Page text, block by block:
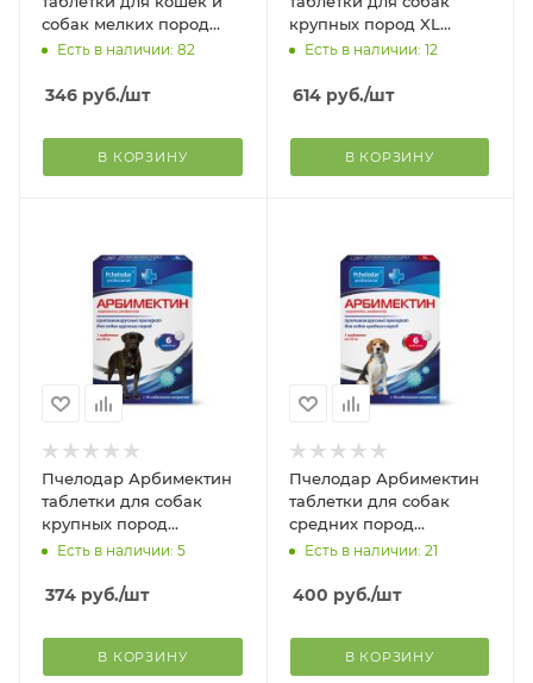
собак мелких пород
упаковка, 6 таб
Есть в наличии: 82
346 руб./шт
В КОРЗИНУ
крупных пород XL
упаковка, 10 таб
Есть в наличии: 12
614руб./шт
В КОРЗИНУ
Пчелодар Арбимектин
таблетки для собак
крупных пород
упаковка, 6 таб
Есть в наличии: 5
374 руб./шт
В КОРЗИНУ
Пчелодар Арбимектин
таблетки для собак
средних пород
упаковка, 6 таб
Есть в наличии: 21
400 руб./шт
В КОРЗИНУ